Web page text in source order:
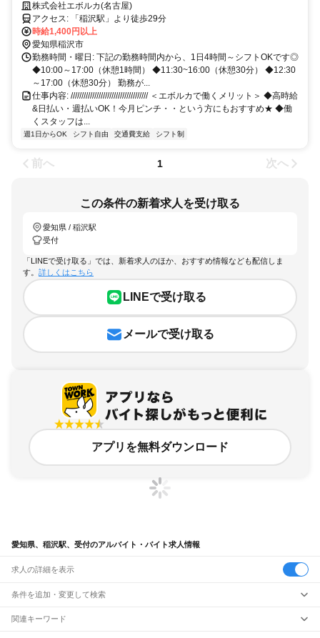
WEB面接のみ！応募～最短3日でお仕事を始められます！
株式会社エボルカ(名古屋)
アクセス: 「稲沢駅」より徒歩29分
時給1,400円以上
愛知県稲沢市
勤務時間・曜日: 下記の勤務時間内から、1日4時間～シフトOKです◎
◆10:00～17:00（休憩1時間） ◆11:30~16:00（休憩30分） ◆12:30
～17:00（休憩30分） 勤務が...
仕事内容: //////////////////////////////////// ＜エボルカで働くメリット＞ ◆高時給
&日払い・週払いOK！今月ピンチ・・という方にもおすすめ★ ◆働
くスタッフは...
週1日からOK シフト自由 交通費支給 シフト制
前へ 1 次へ
この条件の新着求人を受け取る
愛知県 / 稲沢駅
受付
「LINEで受け取る」では、新着求人のほか、おすすめ情報なども配信しま
す。 詳しくはこちら
LINEで受け取る
メールで受け取る
アプリを無料ダウンロード
愛知県、稲沢駅、受付のアルバイト・バイト求人情報
求人の詳細を表示
条件を追加・変更して検索
市区町村を追加・変更
関連キーワード